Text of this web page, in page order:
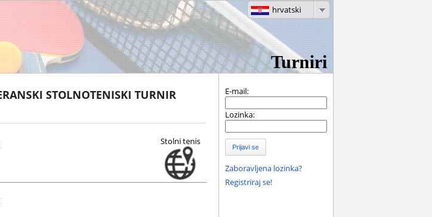
Turniri
hrvatski
STOLNOTENISKI TURNIR
Stolni tenis
E-mail:
Lozinka:
Prijavi se
Zaboravljena lozinka?
Registriraj se!